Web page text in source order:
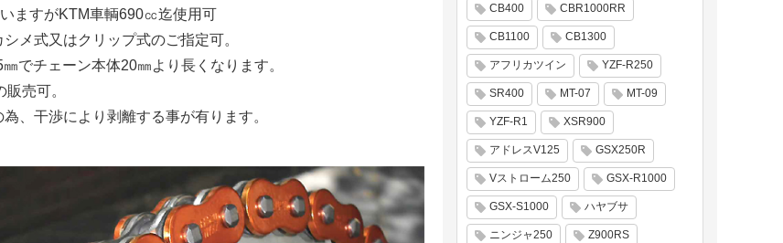
ますがKTM車輌690㏄迄使用可
メ式又はクリップ式のご指定可。
でチェーン本体20㎜より長くなります。
売可。
、干渉により剥離する事が有ります。
CB400 CBR1000RR
CB1100 CB1300
アフリカツイン YZF-R250
SR400 MT-07 MT-09
YZF-R1 XSR900
アドレスV125 GSX250R
Vストローム250 GSX-R1000
GSX-S1000 ハヤブサ
ニンジャ250 Z900RS